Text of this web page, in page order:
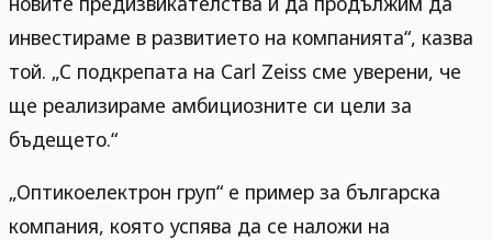
инвестираме в развитието на компанията“, казва
той. „С подкрепата на Carl Zeiss сме уверени, че
ще реализираме амбициозните си цели за
бъдещето.“
„Оптикоелектрон груп“ е пример за българска
компания, която успява да се наложи на